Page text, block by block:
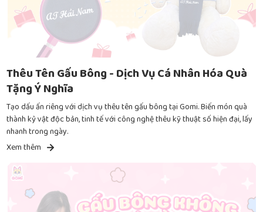
Thêu Tên Gấu Bông - Dịch Vụ Cá Nhân Hóa Quà
Tặng Ý Nghĩa
Tạo dấu ấn riêng với dịch vụ thêu tên gấu bông tại Gomi. Biến món quà
thành kỷ vật độc bản, tinh tế với công nghệ thêu kỹ thuật số hiện đại, lấy
nhanh trong ngày.
Xem thêm